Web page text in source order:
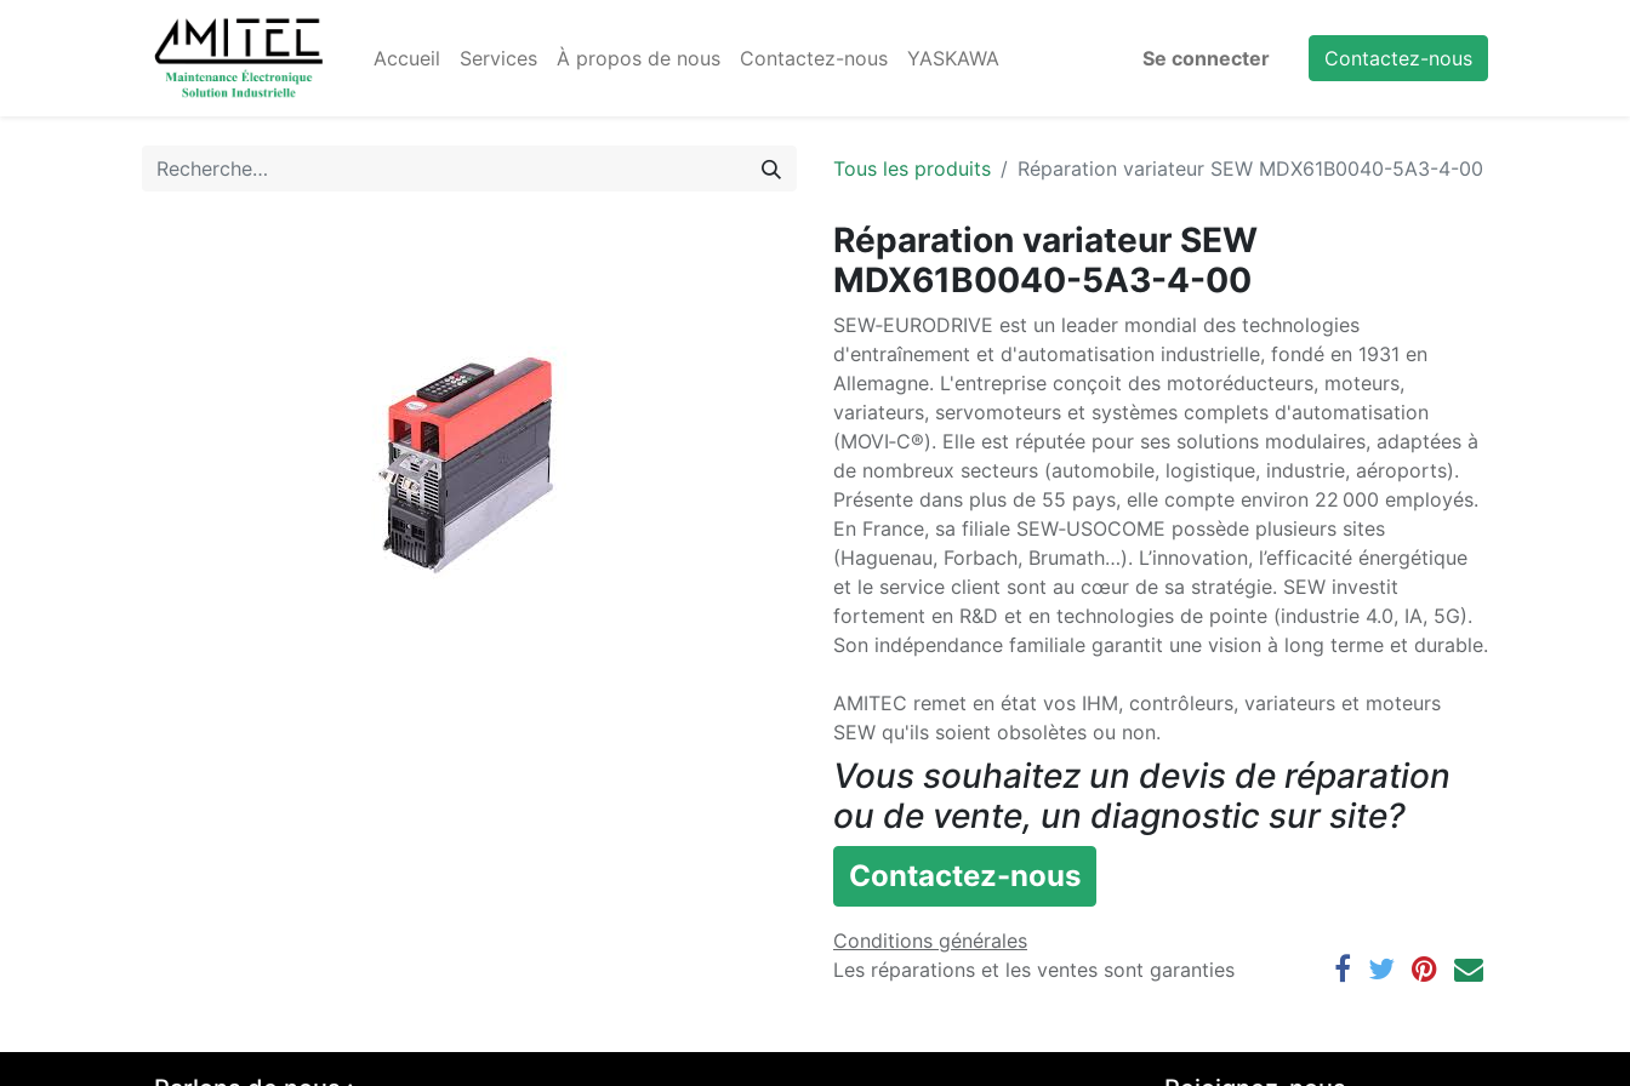
Accueil Services À propos de nous Contactez-nous YASKAWA Se connecter Contactez-nous
Tous les produits Réparation variateur SEW MDX61B0040-5A3-4-00
Réparation variateur SEW
MDX61B0040-5A3-4-00
SEW‑EURODRIVE est un leader mondial des technologies
d'entraînement et d'automatisation industrielle, fondé en 1931 en
Allemagne. L'entreprise conçoit des motoréducteurs, moteurs,
variateurs, servomoteurs et systèmes complets d'automatisation
(MOVI‑C®). Elle est réputée pour ses solutions modulaires, adaptées à
de nombreux secteurs (automobile, logistique, industrie, aéroports).
Présente dans plus de 55 pays, elle compte environ 22 000 employés.
En France, sa filiale SEW‑USOCOME possède plusieurs sites
(Haguenau, Forbach, Brumath…). L’innovation, l’efficacité énergétique
et le service client sont au cœur de sa stratégie. SEW investit
fortement en R&D et en technologies de pointe (industrie 4.0, IA, 5G).
Son indépendance familiale garantit une vision à long terme et durable.
AMITEC remet en état vos IHM, contrôleurs, variateurs et moteurs
SEW qu'ils soient obsolètes ou non.
Vous souhaitez un devis de réparation
ou de vente, un diagnostic sur site?
Contactez-nous
Conditions générales
Les réparations et les ventes sont garanties